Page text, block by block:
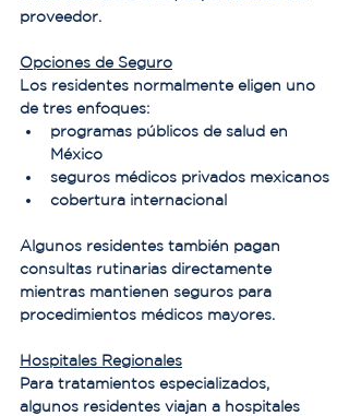
proveedor.
Opciones de Seguro
Los residentes normalmente eligen uno
de tres enfoques:
programas públicos de salud en
México
seguros médicos privados mexicanos
cobertura internacional
Algunos residentes también pagan
consultas rutinarias directamente
mientras mantienen seguros para
procedimientos médicos mayores.
Hospitales Regionales
Para tratamientos especializados,
algunos residentes viajan a hospitales